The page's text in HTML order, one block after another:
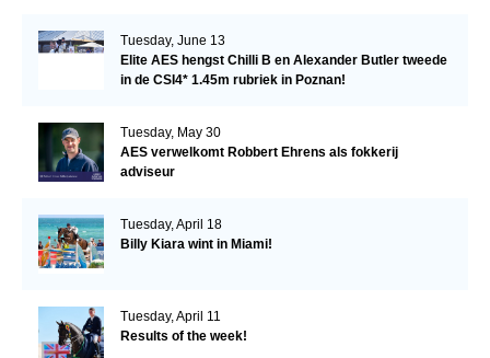
Tuesday, June 13
Elite AES hengst Chilli B en Alexander Butler tweede
in de CSI4* 1.45m rubriek in Poznan!
Tuesday, May 30
AES verwelkomt Robbert Ehrens als fokkerij
adviseur
Tuesday, April 18
Billy Kiara wint in Miami!
Tuesday, April 11
Results of the week!